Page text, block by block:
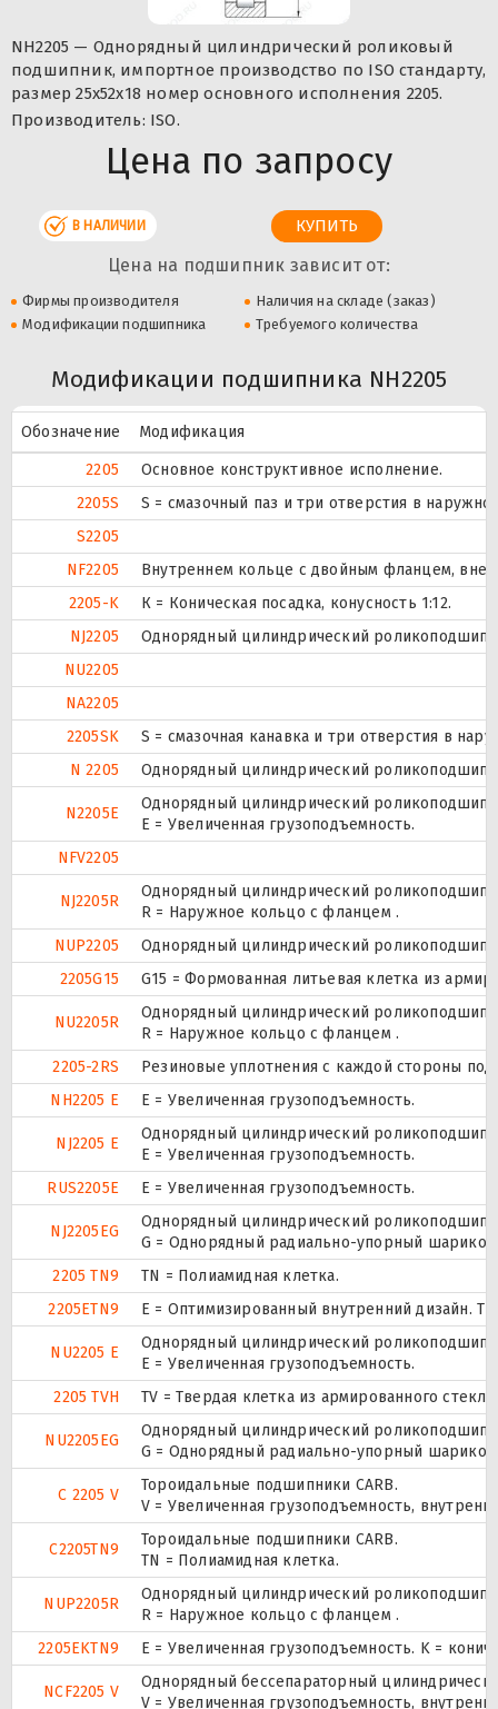
NH2205 — Однорядный цилиндрический роликовый
подшипник, импортное производство по ISO стандарту,
размер 25x52x18 номер основного исполнения 2205.
Производитель: ISO.
Цена по запросу
В НАЛИЧИИ
Цена на подшипник зависит от:
Фирмы производителя
Наличия на складе (заказ)
Модификации подшипника
Требуемого количества
Модификации подшипника NH2205
Обозначение
Модификация
2205
Основное конструктивное исполнение.
2205S
S = смазочный паз и три отверстия в
S2205
NF2205
Внутреннем кольце с двойным фланцем,
2205-K
К = Коническая посадка, конусность 1:12.
NJ2205
Однорядный цилиндрический
NU2205
NA2205
2205SK
S = смазочная канавка и три отверстия в
N 2205
Однорядный цилиндрический
N2205E
Однорядный цилиндрический
Е = Увеличенная грузоподъемность.
NFV2205
NJ2205R
Однорядный цилиндрический
R = Наружное кольцо с фланцем .
NUP2205
Однорядный цилиндрический
2205G15
G15 = Формованная литьевая клетка из
NU2205R
Однорядный цилиндрический
R = Наружное кольцо с фланцем .
2205-2RS
Резиновые уплотнения с каждой стороны
NH2205 E
Е = Увеличенная грузоподъемность.
NJ2205 E
Однорядный цилиндрический
Е = Увеличенная грузоподъемность.
RUS2205E
Е = Увеличенная грузоподъемность.
NJ2205EG
Однорядный цилиндрический
G = Однорядный радиально-упорный
2205 TN9
TN = Полиамидная клетка.
2205ETN9
E = Оптимизированный внутренний дизайн.
NU2205 E
Однорядный цилиндрический
Е = Увеличенная грузоподъемность.
2205 TVH
TV = Твердая клетка из армированного
NU2205EG
Однорядный цилиндрический
G = Однорядный радиально-упорный
C 2205 V
Тороидальные подшипники CARB.
V = Увеличенная грузоподъемность,
C2205TN9
Тороидальные подшипники CARB.
TN = Полиамидная клетка.
NUP2205R
Однорядный цилиндрический
R = Наружное кольцо с фланцем .
2205EKTN9
E = Увеличенная грузоподъемность. K =
NCF2205 V
Однорядный бессепараторный
V = Увеличенная грузоподъемность,